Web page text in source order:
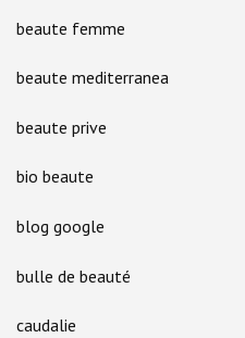
beaute femme
beaute mediterranea
beaute prive
bio beaute
blog google
bulle de beauté
caudalie